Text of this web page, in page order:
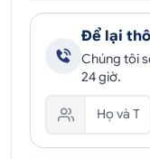
Để lại
Chúng tôi
24 giờ.